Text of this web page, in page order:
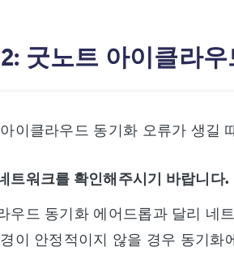
굿노트 아이클라
이클라우드 동기화 오류가 생길
트워크를 확인해주시기 바랍니다.
우드 동기화 에어드롭과 달리 네
이 안정적이지 않을 경우 동기화